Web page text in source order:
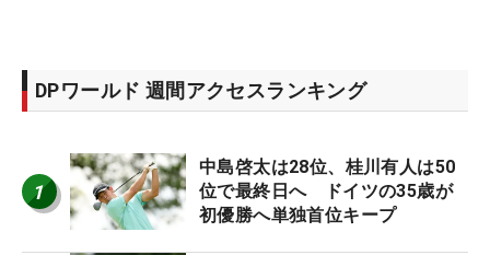
DPワールド 週間アクセスランキング
1
中島啓太は28位、桂川有人は50
位で最終日へ ドイツの35歳が
初優勝へ単独首位キープ